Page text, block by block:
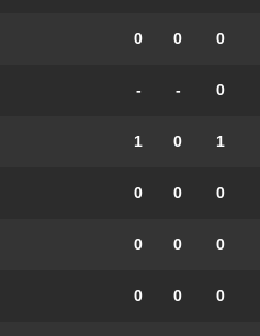
0 0 0
- - 0
1 0 1
0 0 0
0 0 0
0 0 0